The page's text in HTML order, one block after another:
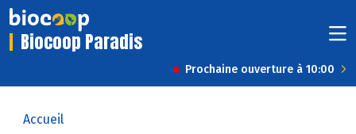
Biocoop Paradis
Prochaine ouverture à 10:00
Accueil